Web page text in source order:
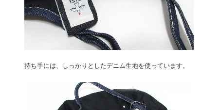
持ち手には、しっかりとしたデニム生地を使っています。